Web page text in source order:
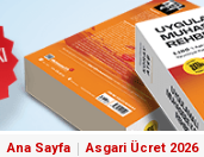
Ana Sayfa Asgari Ücret 2026